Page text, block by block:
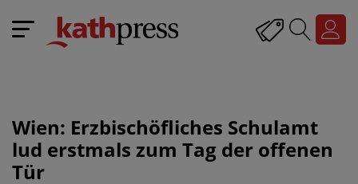
Wien: Erzbischöfliches Schulamt
lud erstmals zum Tag der offenen
Tür